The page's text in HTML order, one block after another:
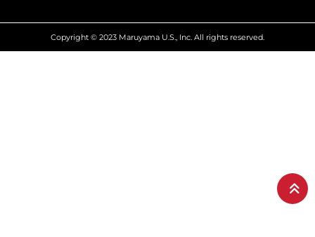
Copyright © 2023 Maruyama U.S., Inc. All rights reserved.